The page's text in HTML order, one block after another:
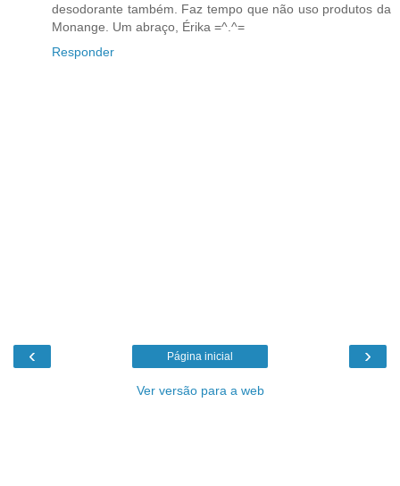
desodorante também. Faz tempo que não uso produtos da
Monange. Um abraço, Érika =^.^=
Responder
‹ ›
Página inicial
Ver versão para a web